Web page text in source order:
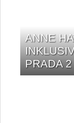
ANNE
PRADA 2